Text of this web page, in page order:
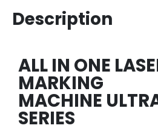
Description
ALL IN ONE
MARKING
MACHINE
SERIES